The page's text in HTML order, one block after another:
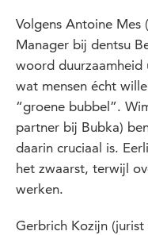
Volgens Antoine Mes
Manager bij dentsu
woord duurzaamheid
wat mensen écht
“groene bubbel”.
partner bij Bubka)
daarin cruciaal is.
het zwaarst, terwijl
werken.
Gerbrich Kozijn